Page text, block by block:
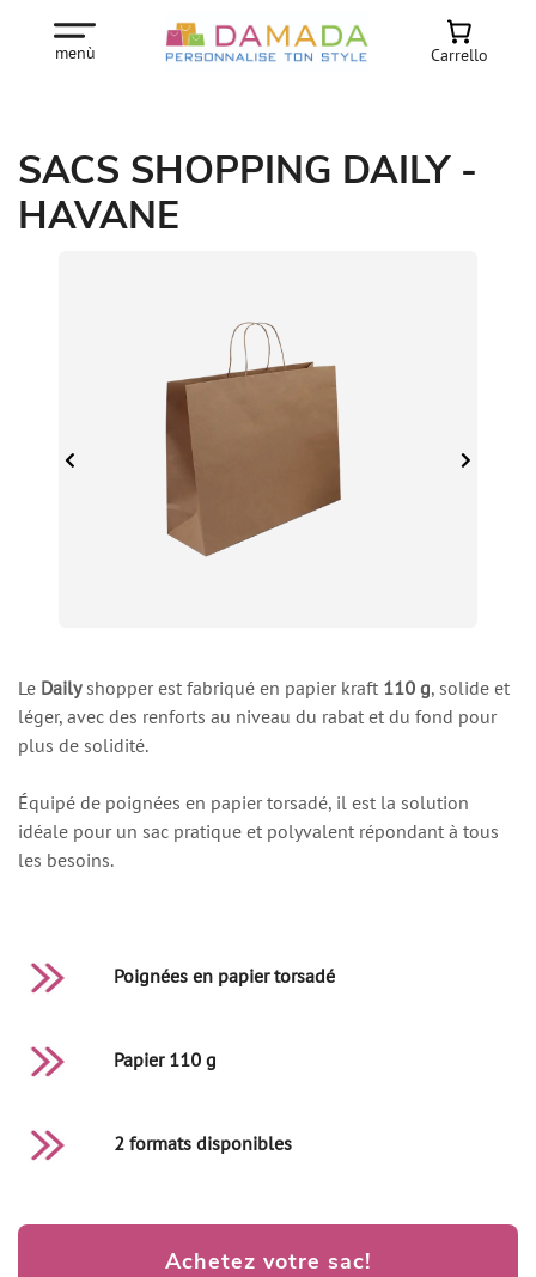
menù Carrello
SACS SHOPPING DAILY -
HAVANE
Le Dailyshopper est fabriqué en papier kraft 110 g, solide et
léger, avec des renforts au niveau du rabat et du fond pour
plus de solidité.
Équipé de poignées en papier torsadé, il est la solution
idéale pour un sac pratique et polyvalent répondant à tous
les besoins.
Poignées en papier torsadé
Papier 110 g
2 formats disponibles
Achetez votre sac!